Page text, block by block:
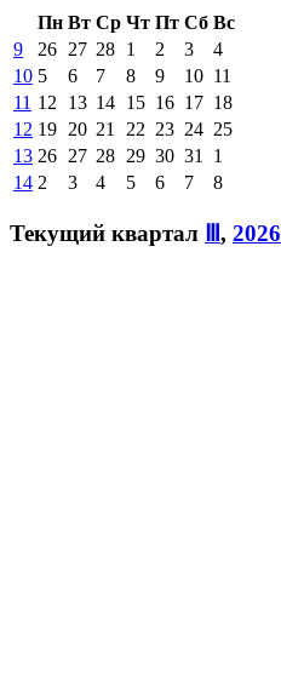
Пн Вт Ср Чт Пт Сб Вс
9
26 27 28 1 2 3
4
10 5 6 7 8 9 10 11
11 12 13 14 15 16 17 18
12 19 20 21 22 23 24 25
13 26 27 28 29 30 31
1
14 2 3 4 5 6 7 8
Текущий квартал , 2026